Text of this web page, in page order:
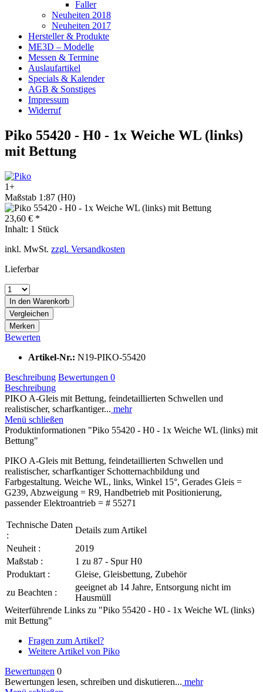
Faller
Neuheiten 2018
Neuheiten 2017
Hersteller & Produkte
ME3D – Modelle
Messen & Termine
Auslaufartikel
Specials & Kalender
AGB & Sonstiges
Impressum
Widerruf
Piko 55420 - H0 - 1x Weiche WL (links)
mit Bettung
1+
Maßstab 1:87 (H0)
23,60 € *
Inhalt: 1 Stück
inkl. MwSt. zzgl. Versandkosten
Lieferbar
In den Warenkorb
Vergleichen
Merken
Bewerten
Artikel-Nr.: N19-PIKO-55420
Beschreibung Bewertungen 0
Beschreibung
PIKO A-Gleis mit Bettung, feindetaillierten Schwellen und
realistischer, scharfkantiger... mehr
Menü schließen
Produktinformationen "Piko 55420 - H0 - 1x Weiche WL (links) mit
Bettung"
PIKO A-Gleis mit Bettung, feindetaillierten Schwellen und
realistischer, scharfkantiger Schotternachbildung und
Farbgestaltung. Weiche WL, links, Winkel 15°, Gerades Gleis =
G239, Abzweigung = R9, Handbetrieb mit Positionierung,
passender Elektroantrieb = # 55271
Technische Daten
:
Details zum Artikel
Neuheit :
2019
Maßstab :
1 zu 87 - Spur H0
Produktart :
Gleise, Gleisbettung, Zubehör
zu Beachten :
geeignet ab 14 Jahre, Entsorgung nicht im
Hausmüll
Weiterführende Links zu "Piko 55420 - H0 - 1x Weiche WL (links)
mit Bettung"
Fragen zum Artikel?
Weitere Artikel von Piko
Bewertungen 0
Bewertungen lesen, schreiben und diskutieren... mehr